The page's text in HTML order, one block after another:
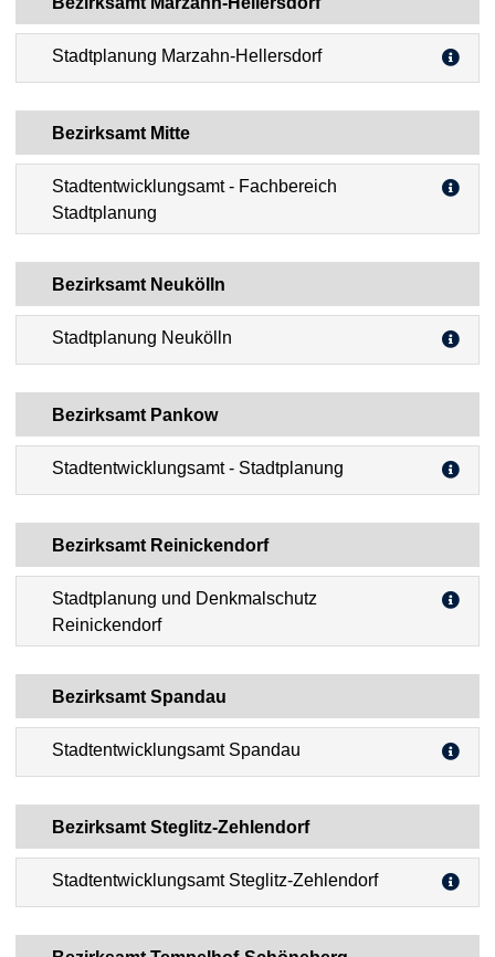
Stadtplanung Marzahn-Hellersdorf
Bezirksamt Mitte
Stadtentwicklungsamt - Fachbereich
Stadtplanung
Bezirksamt Neukölln
Stadtplanung Neukölln
Bezirksamt Pankow
Stadtentwicklungsamt - Stadtplanung
Bezirksamt Reinickendorf
Stadtplanung und Denkmalschutz
Reinickendorf
Bezirksamt Spandau
Stadtentwicklungsamt Spandau
Bezirksamt Steglitz-Zehlendorf
Stadtentwicklungsamt Steglitz-Zehlendorf